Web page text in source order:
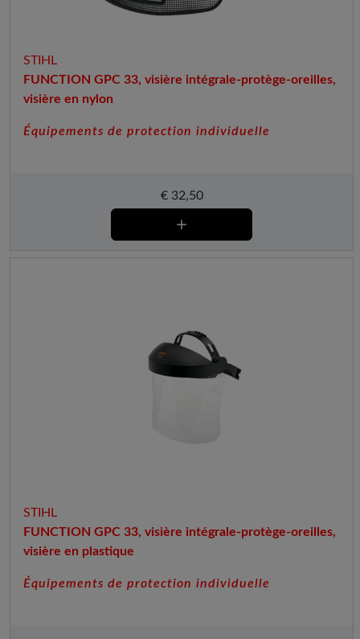
STIHL
FUNCTION GPC 33, visière intégrale-protège-oreilles,
visière en nylon
Équipements de protection individuelle
€32,50
STIHL
FUNCTION GPC 33, visière intégrale-protège-oreilles,
visière en plastique
Équipements de protection individuelle